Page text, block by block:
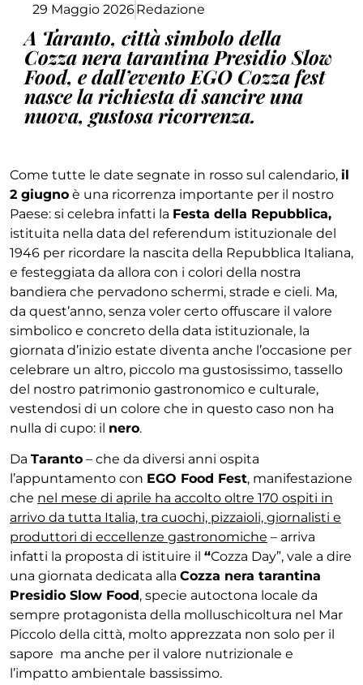
29 Maggio 2026Redazione
A Taranto, città simbolo della
Cozza nera tarantina Presidio Slow
Food, e dall’evento EGO Cozza fest
nasce la richiesta di sancire una
nuova, gustosa ricorrenza.
Come tutte le date segnate in rosso sul calendario, il
2 giugno è una ricorrenza importante per il nostro
Paese: si celebra infatti la Festa della Repubblica,
istituita nella data del referendum istituzionale del
1946 per ricordare la nascita della Repubblica Italiana,
e festeggiata da allora con i colori della nostra
bandiera che pervadono schermi, strade e cieli. Ma,
da quest’anno, senza voler certo offuscare il valore
simbolico e concreto della data istituzionale, la
giornata d’inizio estate diventa anche l’occasione per
celebrare un altro, piccolo ma gustosissimo, tassello
del nostro patrimonio gastronomico e culturale,
vestendosi di un colore che in questo caso non ha
nulla di cupo: il nero.
Da Taranto – che da diversi anni ospita
l’appuntamento con EGO Food Fest, manifestazione
che nel mese di aprile ha accolto oltre 170 ospiti in
arrivo da tutta Italia, tra cuochi, pizzaioli, giornalisti e
produttori di eccellenze gastronomiche – arriva
infatti la proposta di istituire il “Cozza Day”, vale a dire
una giornata dedicata alla Cozza nera tarantina
Presidio Slow Food, specie autoctona locale da
sempre protagonista della molluschicoltura nel Mar
Piccolo della città, molto apprezzata non solo per il
sapore ma anche per il valore nutrizionale e
l’impatto ambientale bassissimo.